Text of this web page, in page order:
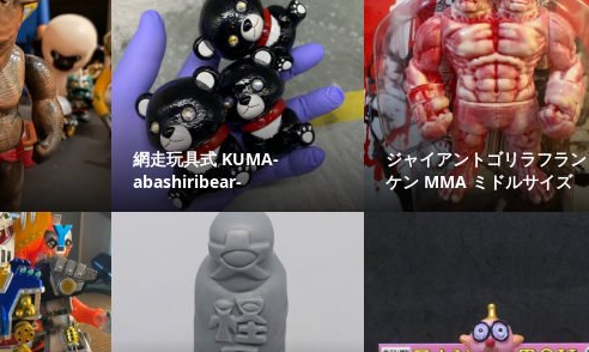
網走玩具式 KUMA-
abashiribear-
ジャイアントゴリラフラン
ケン MMA ミドルサイズ